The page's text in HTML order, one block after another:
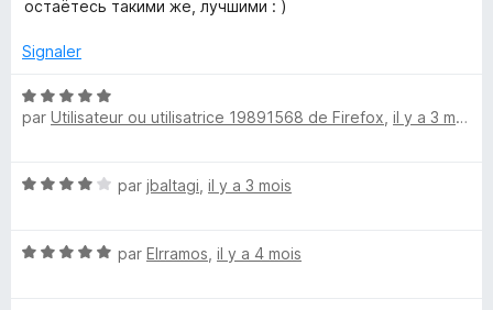
e
u
r
,
5
u
r
остаётесь такими же, лучшими : )
Signaler
N
o
5
r
par Utilisateur ou utilisatrice 19891568 de Firefox il y a 3 mois
N
é
par jbaltagi il y a 3 mois
N
par Elrramos il y a 4 mois